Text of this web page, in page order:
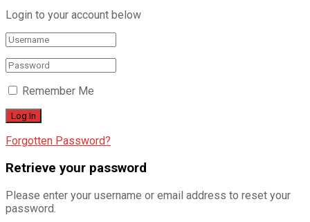
Login to your account below
Remember Me
Forgotten Password?
Retrieve your password
Please enter your username or email address to reset your
password.